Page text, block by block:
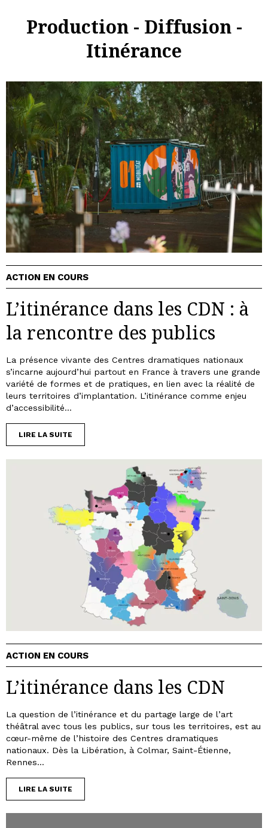
Production - Diffusion -
Itinérance
ACTION EN COURS
L’itinérance dans les CDN : à
la rencontre des publics
La présence vivante des Centres dramatiques nationaux
s’incarne aujourd’hui partout en France à travers une grande
variété de formes et de pratiques, en lien avec la réalité de
leurs territoires d’implantation. L’itinérance comme enjeu
d’accessibilité...
LIRE LA SUITE
ACTION EN COURS
L’itinérance dans les CDN
La question de l’itinérance et du partage large de l’art
théâtral avec tous les publics, sur tous les territoires, est au
cœur-même de l’histoire des Centres dramatiques
nationaux. Dès la Libération, à Colmar, Saint-Étienne,
Rennes...
LIRE LA SUITE